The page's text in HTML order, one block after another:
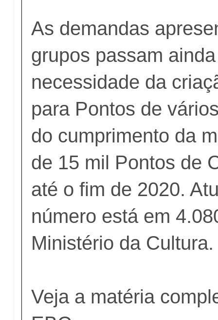
As demandas
grupos passam
necessidade da
para Pontos de
do cumprimento da
de 15 mil Pontos de
até o fim de 2020.
número está em
Ministério da Cultura.
Veja a matéria